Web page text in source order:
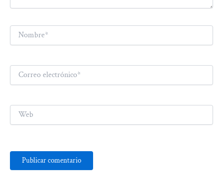
Nombre*
Correo
electrónico*
Web